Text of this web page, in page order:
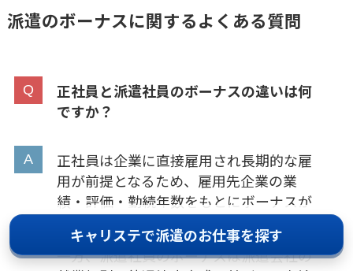
派遣のボーナスに関するよくある質問
正社員と派遣社員のボーナスの違いは何
ですか？
正社員は企業に直接雇用され長期的な雇
用が前提となるため、雇用先企業の業
績・評価・勤続年数をもとにボーナスが
算出されるのが一般的です。
一方、派遣社員のボーナスは派遣会社の
キャリステで派遣のお仕事を探す